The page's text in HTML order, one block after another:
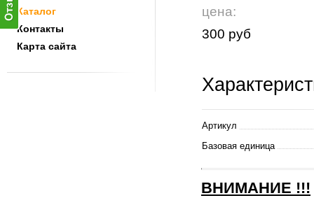
Каталог
Контакты
Карта сайта
цена:
300 руб
Артикул
Базовая единица
ВНИМАНИЕ !!!